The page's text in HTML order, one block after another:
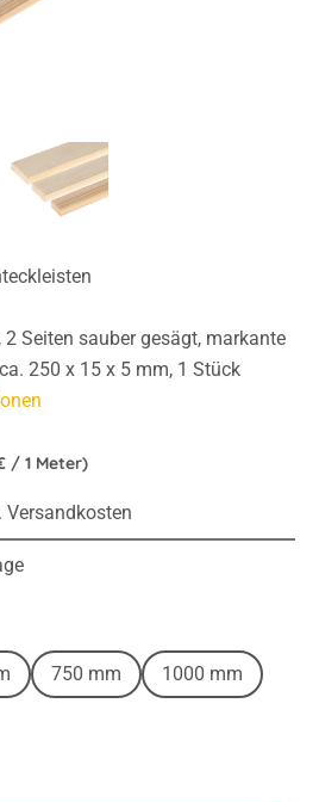
Seiten sauber gesägt, markante
250 x 15 x 5 mm, 1 Stück
/ 1 Meter)
Versandkosten
750 mm 1000 mm
den gewünschten